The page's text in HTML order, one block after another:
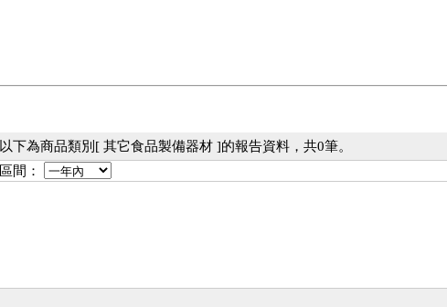
以下為商品類別[ 其它食品製備器材 ]的報告資料，共0筆。
區間：